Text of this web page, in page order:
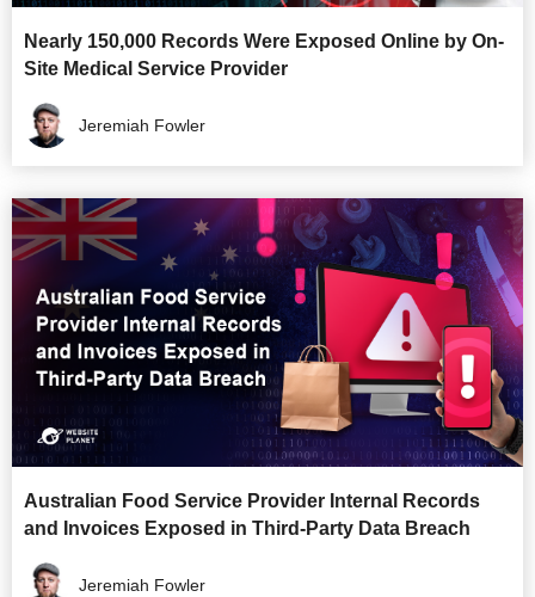
Nearly 150,000 Records Were Exposed Online by On-
Site Medical Service Provider
Jeremiah Fowler
Australian Food Service Provider Internal Records
and Invoices Exposed in Third-Party Data Breach
Jeremiah Fowler